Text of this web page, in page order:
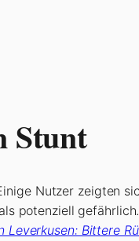
Stunt
Nutzer zeigten
potenziell
Leverkusen: Bittere